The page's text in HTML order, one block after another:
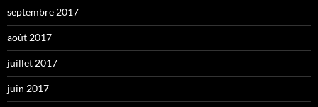
septembre 2017
août 2017
juillet 2017
juin 2017